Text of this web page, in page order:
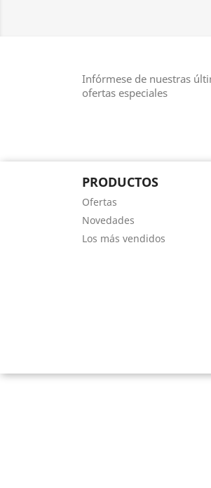
Infórmese de nuestras
ofertas especiales
PRODUCTOS
Ofertas
Novedades
Los más vendidos